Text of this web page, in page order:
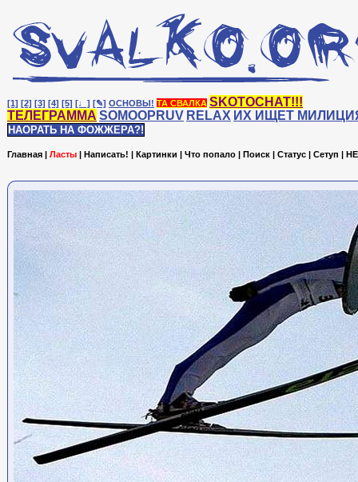
[1] [2] [3] [4] [5] [♩] [✎] ОСНОВЫ! ТА СВАЛКА SKOTOCHAT!!!
ТЕЛЕГРАММА SOMOOPRUV RELAX ИХ ИЩЕТ
НАОРАТЬ НА ФОЖЖЕРА?!
Главная | Ласты | Написать! | Картинки | Что попало | Поиск | Статус | Сетуп |